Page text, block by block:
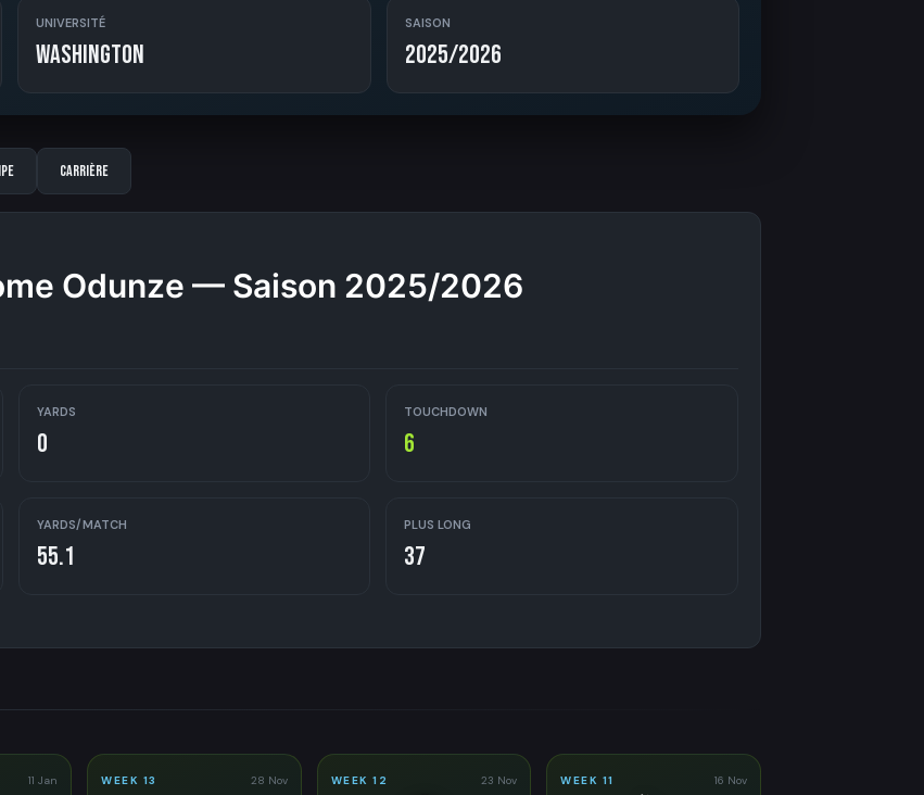
UNIVERSITÉ
Washington
SAISON
2025/2026
Carrière
Odunze — Saison 2025/2026
YARDS
0
TOUCHDOWN
6
YARDS/MATCH
55.1
PLUS LONG
37
11 Jan WEEK 13 28 Nov WEEK 12 23 Nov WEEK 11 16 Nov